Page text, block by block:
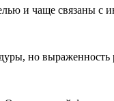
и чаще связаны с
но выраженность